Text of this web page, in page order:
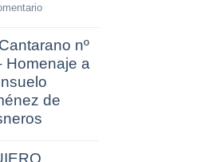
nº
Homenaje a
de